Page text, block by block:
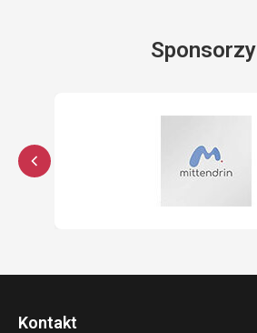
Sponsorzy
Kontakt